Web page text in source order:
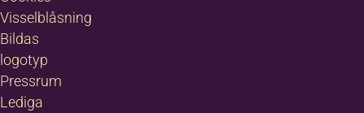
Visselblåsning
Bildas
logotyp
Pressrum
Lediga